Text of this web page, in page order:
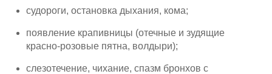
судороги, остановка дыхания, кома;
появление крапивницы (отечные и зудящие
красно-розовые пятна, волдыри);
слезотечение, чихание, спазм бронхов с